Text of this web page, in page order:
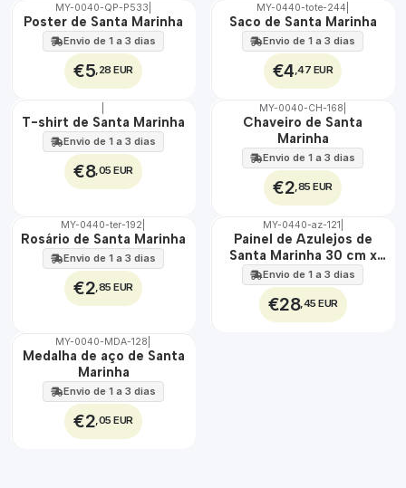
🇵🇹
100%
MY-0040-QP-P533
Poster de Santa Marinha
Envio de 1 a 3 dias
€5,28 EUR
🇵🇹
100%
MY-0440-tote-244
Saco de Santa Marinha
Envio de 1 a 3 dias
€4,47 EUR
🇵🇹
100%
T-shirt de Santa Marinha
Envio de 1 a 3 dias
€8,05 EUR
🇵🇹
MY-0040-CH-168
Chaveiro de Santa
Marinha
Envio de 1 a 3 dias
€2,85 EUR
🇵🇹
100%
MY-0440-ter-192
Rosário de Santa Marinha
Envio de 1 a 3 dias
€2,85 EUR
🇵🇹
100%
EXT.
MY-0440-az-121
Painel de Azulejos de
Santa Marinha 30 cm x
45 cm
Envio de 1 a 3 dias
€28,45 EUR
🇵🇹
ÁGUA
MY-0040-MDA-128
Medalha de aço de Santa
Marinha
Envio de 1 a 3 dias
€2,05 EUR